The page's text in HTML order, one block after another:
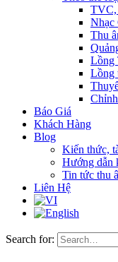
TVC,
Nhạc
Thu
Lồng
Lồng
Báo Giá
Khách Hàng
Blog
Kiến thức,
Hướng dẫn
Tin tức thu
Liên Hệ
Search for: